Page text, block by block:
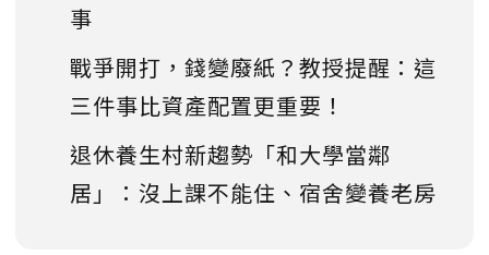
事
戰爭開打，錢變廢紙？教授提醒：這
三件事比資產配置更重要！
退休養生村新趨勢「和大學當鄰
居」：沒上課不能住、宿舍變養老房